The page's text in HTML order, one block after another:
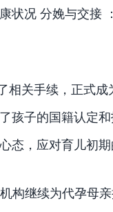
状况 分娩与交接
相关手续，正式
孩子的国籍认定
态，应对育儿初期
构继续为代孕母